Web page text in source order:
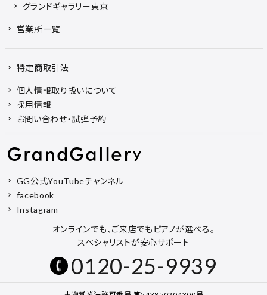
グランドギャラリー東京
営業所一覧
特定商取引法
個人情報取り扱いについて
採用情報
お問い合わせ・試弾予約
GG公式YouTubeチャンネル
facebook
Instagram
オンラインでも、ご来店でもピアノが選べる。
スペシャリストが安心サポート
0120-25-9939